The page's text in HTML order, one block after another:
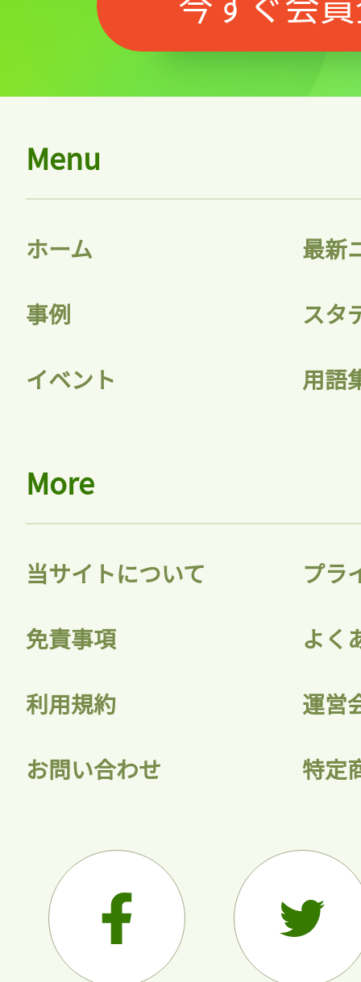
記事をお気に入りに
ログインが必
ログイン
Menu
ホーム 最新
事例 スタ
イベント 用語
More
当サイトについて プラ
免責事項 よく
利用規約 運営
お問い合わせ 特定